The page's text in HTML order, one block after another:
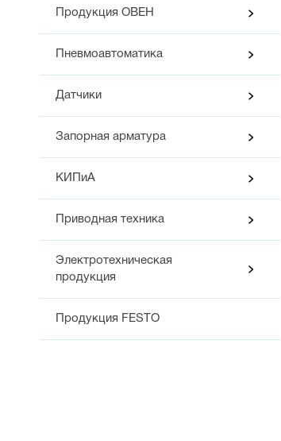
Продукция ОВЕН
Пневмоавтоматика
Датчики
Запорная арматура
КИПиА
Приводная техника
Электротехническая
продукция
Продукция FESTO
водяное охлаждение (2)
рециркуляция (2)
рециркуляция (2)
рекуператор (2)
рекуператор (2)